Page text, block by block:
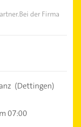
der Firma
(Dettingen)
07:00